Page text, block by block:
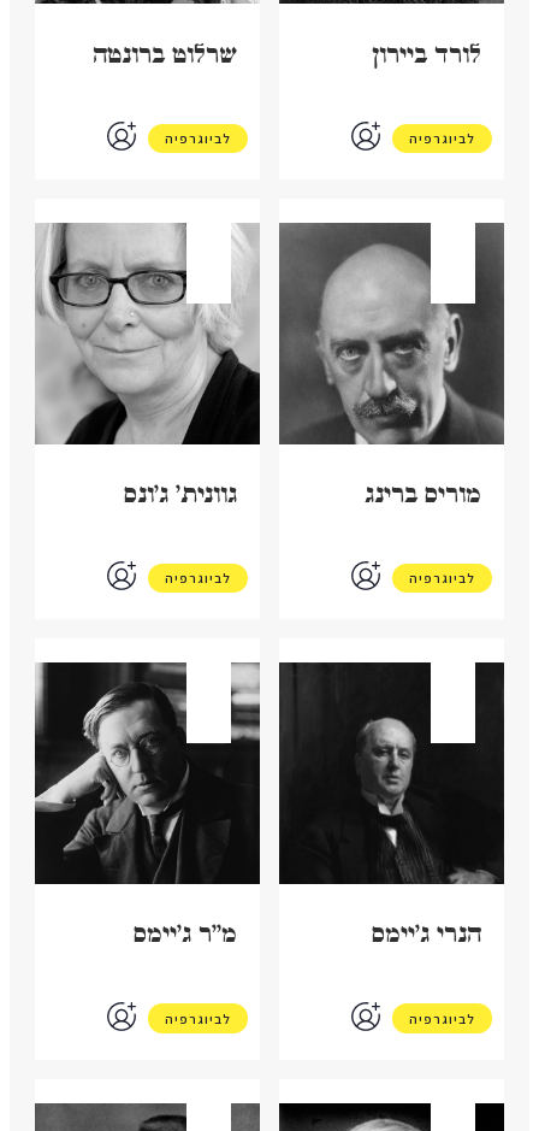
לורד ביירון
לביוגרפיה
שרלוט ברונטה
לביוגרפיה
מוריס ברינג
לביוגרפיה
גוונית' ג'ונס
לביוגרפיה
הנרי ג'יימס
לביוגרפיה
מ"ר ג'יימס
לביוגרפיה